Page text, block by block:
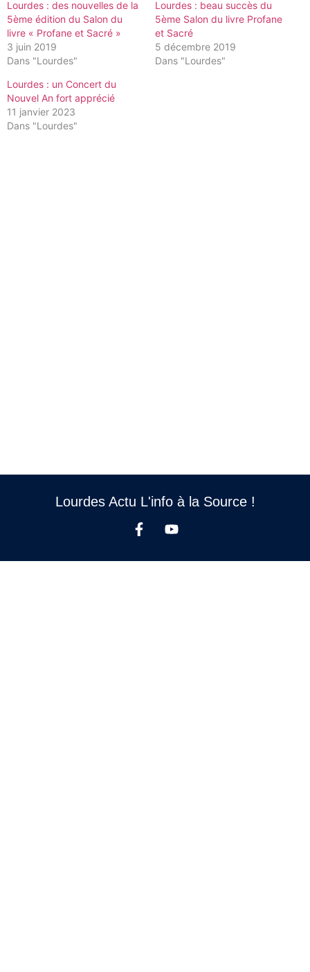
Lourdes : des nouvelles de la
5ème édition du Salon du
livre « Profane et Sacré »
3 juin 2019
Dans "Lourdes"
Lourdes : beau succès du
5ème Salon du livre Profane
et Sacré
5 décembre 2019
Dans "Lourdes"
Lourdes : un Concert du
Nouvel An fort apprécié
11 janvier 2023
Dans "Lourdes"
Lourdes Actu L'info à la Source !